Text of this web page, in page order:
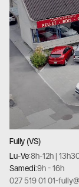
Fully (VS)
Lu-Ve:8h-12h |
Samedi:9h - 16h
027 519 01 01-